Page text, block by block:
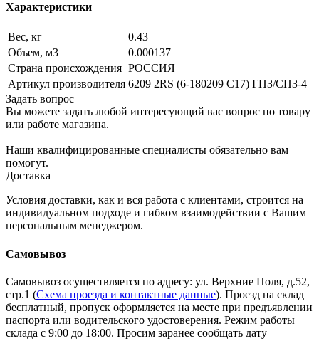
Характеристики
Вес, кг
0.43
Объем, м3
0.000137
Страна происхождения РОССИЯ
Артикул производителя 6209 2RS (6-180209 С17) ГПЗ/СПЗ-4
Задать вопрос
Вы можете задать любой интересующий вас вопрос по товару
или работе магазина.
Наши квалифицированные специалисты обязательно вам
помогут.
Доставка
Условия доставки, как и вся работа с клиентами, строится на
индивидуальном подходе и гибком взаимодействии с Вашим
персональным менеджером.
Самовывоз
Самовывоз осуществляется по адресу: ул. Верхние Поля, д.52,
стр.1 (Схема проезда и контактные данные). Проезд на склад
бесплатный, пропуск оформляется на месте при предъявлении
паспорта или водительского удостоверения. Режим работы
склада с 9:00 до 18:00. Просим заранее сообщать дату